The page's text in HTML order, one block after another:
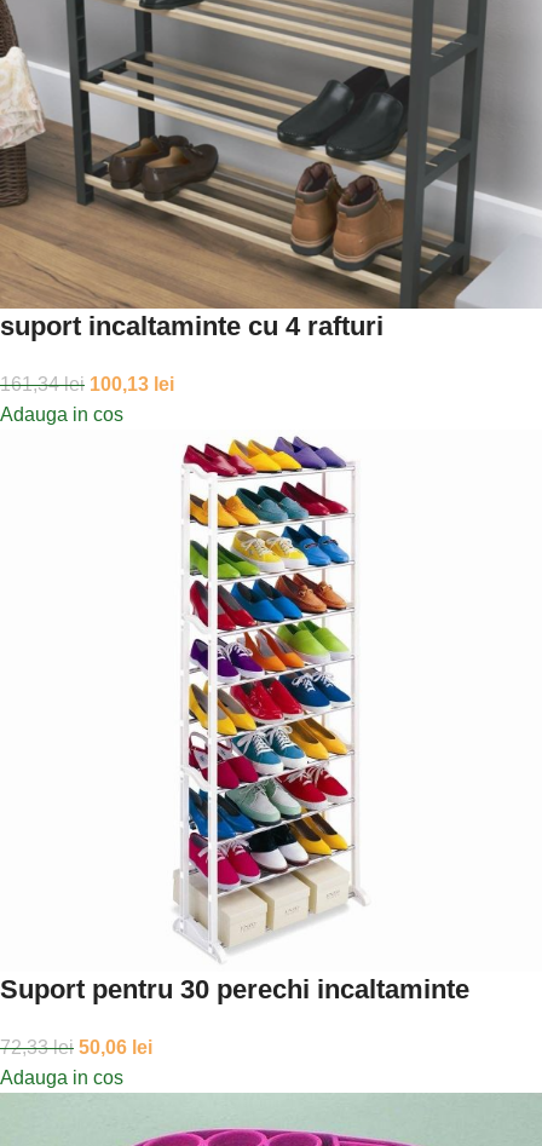
suport incaltaminte cu 4 rafturi
161,34lei 100,13 lei
Adauga in cos
Suport pentru 30 perechi incaltaminte
72,33lei 50,06 lei
Adauga in cos